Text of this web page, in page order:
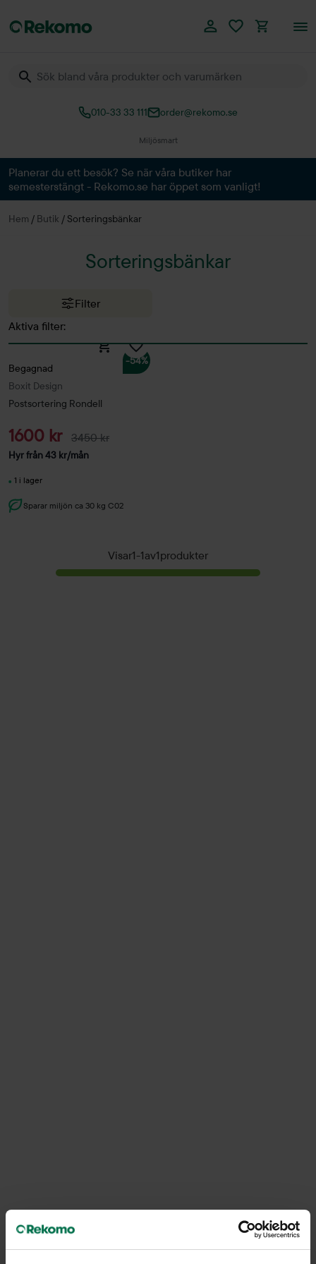
010-33 33 111 order@rekomo.se
Miljösmart
Planerar du ett besök? Se när våra butiker har
semesterstängt - Rekomo.se har öppet som vanligt!
Hem / Butik / Sorteringsbänkar
Sorteringsbänkar
Filter
Aktiva filter:
-54%
Boxit Design
Begagnad
Postsortering Rondell
1600 kr 3450 kr
Hyr från43 kr/mån
1 i lager
Sparar miljön ca 30 kg C02
Visar1-1av1produkter